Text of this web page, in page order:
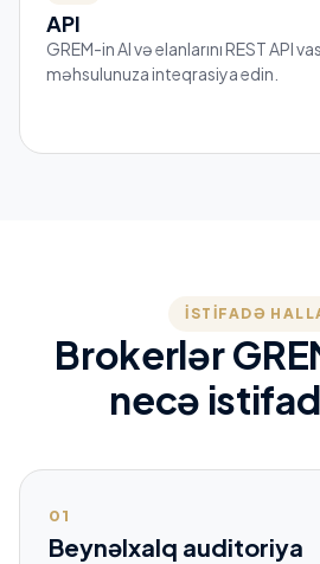
API
GREM-in AI və elanlarını REST API
məhsulunuza inteqrasiya edin.
İSTIFADƏ
Brokerlər
necə
01
Beynəlxalq auditoriya